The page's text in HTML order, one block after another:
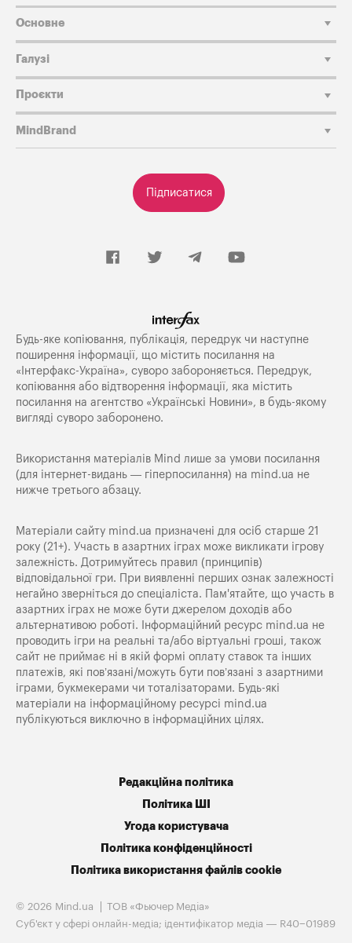
Підписатися
Основне
Галузі
Проєкти
MindBrand
Будь-яке копiювання, публiкацiя, передрук чи наступне
поширення iнформацiї, що мiстить посилання на
«Iнтерфакс-Україна», суворо забороняється. Передрук,
копіювання або відтворення інформації, яка містить
посилання на агентство «Українські Новини», в будь-якому
вигляді суворо заборонено.
Використання матеріалів Mind лише за умови посилання
(для інтернет-видань — гіперпосилання) на mind.ua не
нижче третього абзацу.
Матеріали сайту mind.ua призначені для осіб старше 21
року (21+). Участь в азартних іграх може викликати ігрову
залежність. Дотримуйтесь правил (принципів)
відповідальної гри. При виявленні перших ознак залежності
негайно зверніться до спеціаліста. Пам'ятайте, що участь в
азартних іграх не може бути джерелом доходів або
альтернативою роботі. Інформаційний ресурс mind.ua не
проводить ігри на реальні та/або віртуальні гроші, також
сайт не приймає ні в якій формі оплату ставок та інших
платежів, які пов’язані/можуть бути пов’язані з азартними
іграми, букмекерами чи тоталізаторами. Будь-які
матеріали на інформаційному ресурсі mind.ua
публікуються виключно в інформаційних цілях.
Редакційна політика
Політика ШІ
Угода користувача
Політика конфіденційності
Політика використання файлів cookie
© 2026 Mind.ua
ТОВ «Фьючер Медiа»
Cуб'єкт у сфері онлайн-медіа; ідентифікатор медіа — R40−01989